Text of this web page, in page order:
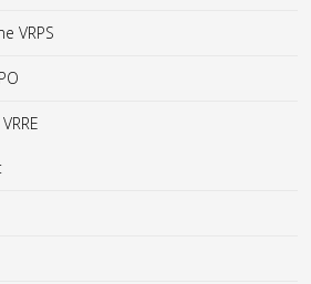
VRPS